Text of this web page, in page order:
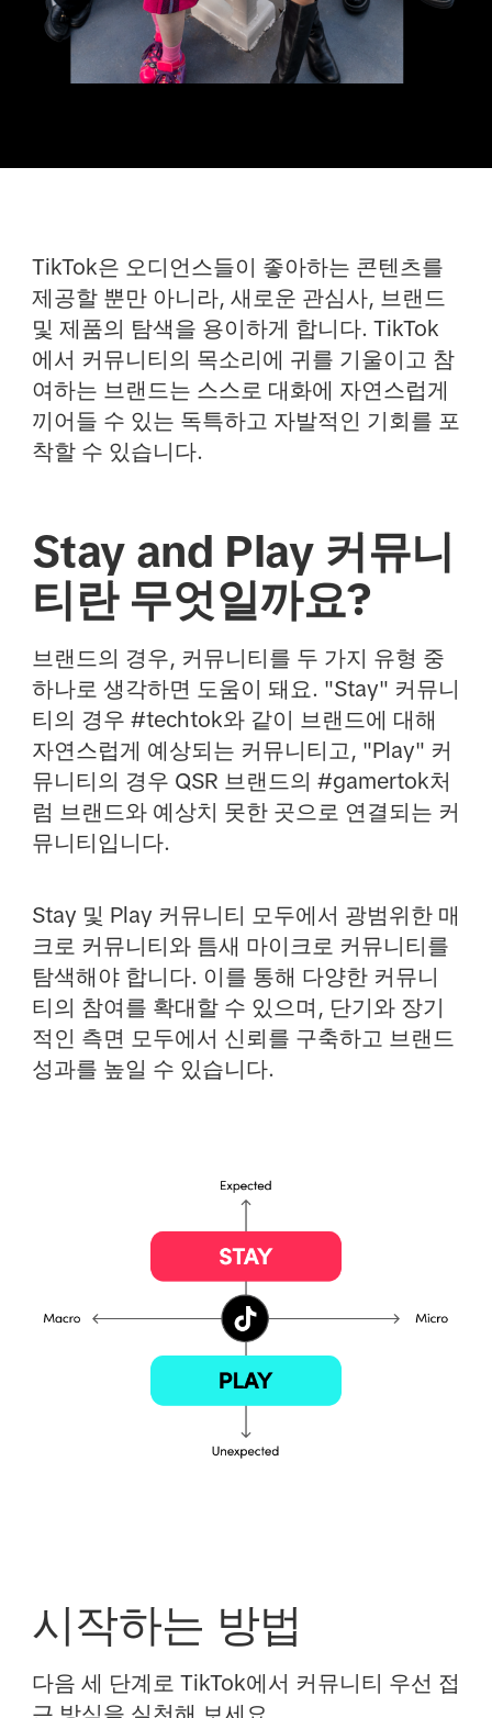
TikTok은 오디언스들이 좋아하는 콘텐츠를
제공할 뿐만 아니라, 새로운 관심사, 브랜드
및 제품의 탐색을 용이하게 합니다. TikTok
에서 커뮤니티의 목소리에 귀를 기울이고 참
여하는 브랜드는 스스로 대화에 자연스럽게
끼어들 수 있는 독특하고 자발적인 기회를 포
착할 수 있습니다.
Stay and Play 커뮤니
티란 무엇일까요?
브랜드의 경우, 커뮤니티를 두 가지 유형 중
하나로 생각하면 도움이 돼요. "Stay" 커뮤니
티의 경우 #techtok와 같이 브랜드에 대해
자연스럽게 예상되는 커뮤니티고, "Play" 커
뮤니티의 경우 QSR 브랜드의 #gamertok처
럼 브랜드와 예상치 못한 곳으로 연결되는 커
뮤니티입니다.
Stay 및 Play 커뮤니티 모두에서 광범위한 매
크로 커뮤니티와 틈새 마이크로 커뮤니티를
탐색해야 합니다. 이를 통해 다양한 커뮤니
티의 참여를 확대할 수 있으며, 단기와 장기
적인 측면 모두에서 신뢰를 구축하고 브랜드
성과를 높일 수 있습니다.
시작하는 방법
다음 세 단계로 TikTok에서 커뮤니티 우선 접